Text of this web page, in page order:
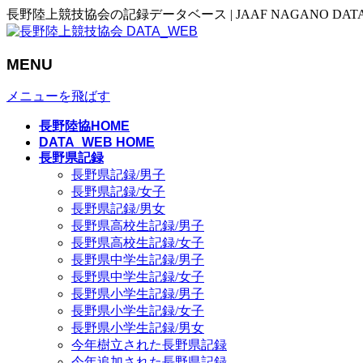
長野陸上競技協会の記録データベース | JAAF NAGANO
MENU
メニューを飛ばす
長野陸協HOME
DATA_WEB HOME
長野県記録
長野県記録/男子
長野県記録/女子
長野県記録/男女
長野県高校生記録/男子
長野県高校生記録/女子
長野県中学生記録/男子
長野県中学生記録/女子
長野県小学生記録/男子
長野県小学生記録/女子
長野県小学生記録/男女
今年樹立された長野県記録